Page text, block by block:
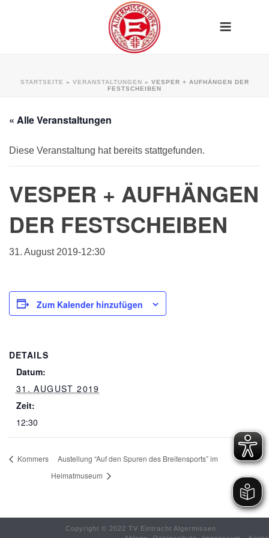
STARTSEITE » VERANSTALTUNGEN » VESPER + AUFHÄNGEN DER
FESTSCHEIBEN
« Alle Veranstaltungen
Diese Veranstaltung hat bereits stattgefunden.
VESPER + AUFHÄNGEN
DER FESTSCHEIBEN
31. August 2019-12:30
Zum Kalender hinzufügen
DETAILS
Datum:
31. AUGUST 2019
Zeit:
12:30
Kommers
Austellung “Auf den Spuren des Breitensports” im
Heimatmuseum
Copyright © 2022 TV Eintracht Algermissen